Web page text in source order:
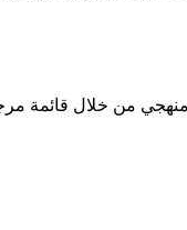
من خلال قائمة